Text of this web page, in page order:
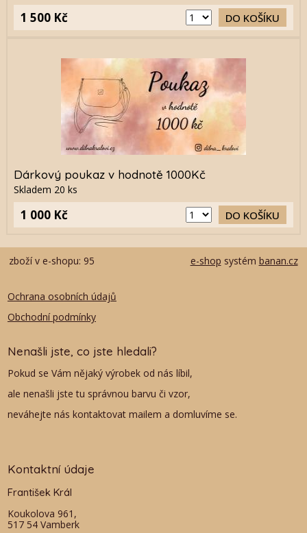
1 500 Kč DO KOŠÍKU
Dárkový poukaz v hodnotě 1000Kč
Skladem 20 ks
1 000 Kč DO KOŠÍKU
zboží v e-shopu: 95 e-shop systém banan.cz
Ochrana osobních údajů
Obchodní podmínky
Nenašli jste, co jste hledali?
Pokud se Vám nějaký výrobek od nás líbil,
ale nenašli jste tu správnou barvu či vzor,
neváhejte nás kontaktovat mailem a domluvíme se.
Kontaktní údaje
František Král
Koukolova 961,
517 54 Vamberk